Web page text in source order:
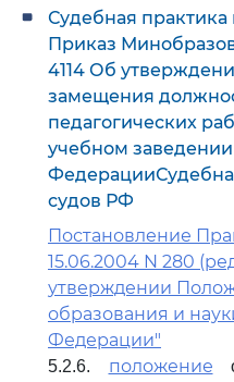
Судебная практика
Приказ
4114 Об
замещения
педагогических
учебном
судов РФ
Постановление
15.06.2004 N 280
утверждении
образования и
Федерации"
5.2.6. положение